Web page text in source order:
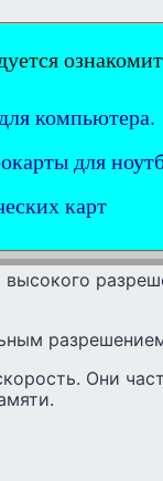
компьютера.
для
карт
Они